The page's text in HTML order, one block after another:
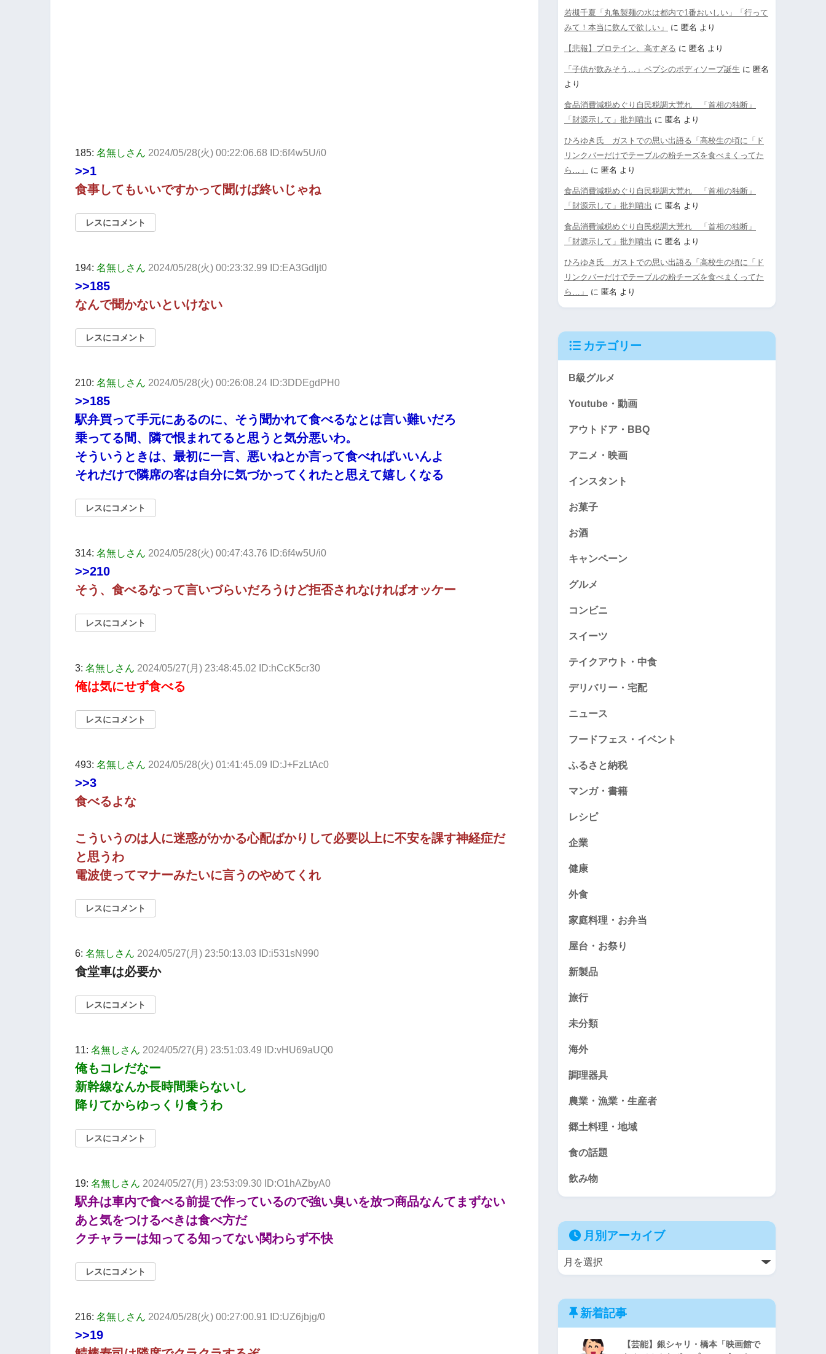
185: 名無しさん 2024/05/28(火) 00:22:06.68 ID:6f4w5U/i0
>>1
食事してもいいですかって聞けば終いじゃね
レスにコメント
194: 名無しさん 2024/05/28(火) 00:23:32.99 ID:EA3GdIjt0
>>185
なんで聞かないといけない
レスにコメント
210: 名無しさん 2024/05/28(火) 00:26:08.24 ID:3DDEgdPH0
>>185
駅弁買って手元にあるのに、そう聞かれて食べるなとは言い難いだろ
乗ってる間、隣で恨まれてると思うと気分悪いわ。
そういうときは、最初に一言、悪いねとか言って食べればいいんよ
それだけで隣席の客は自分に気づかってくれたと思えて嬉しくなる
レスにコメント
314: 名無しさん 2024/05/28(火) 00:47:43.76 ID:6f4w5U/i0
>>210
そう、食べるなって言いづらいだろうけど拒否されなければオッケー
レスにコメント
3: 名無しさん 2024/05/27(月) 23:48:45.02 ID:hCcK5cr30
俺は気にせず食べる
レスにコメント
493: 名無しさん 2024/05/28(火) 01:41:45.09 ID:J+FzLtAc0
>>3
食べるよな
こういうのは人に迷惑がかかる心配ばかりして必要以上に不安を課す神経症だ
と思うわ
電波使ってマナーみたいに言うのやめてくれ
レスにコメント
6: 名無しさん 2024/05/27(月) 23:50:13.03 ID:i531sN990
食堂車は必要か
レスにコメント
11: 名無しさん 2024/05/27(月) 23:51:03.49 ID:vHU69aUQ0
俺もコレだなー
新幹線なんか長時間乗らないし
降りてからゆっくり食うわ
レスにコメント
19: 名無しさん 2024/05/27(月) 23:53:09.30 ID:O1hAZbyA0
駅弁は車内で食べる前提で作っているので強い臭いを放つ商品なんてまずない
あと気をつけるべきは食べ方だ
クチャラーは知ってる知ってない関わらず不快
レスにコメント
216: 名無しさん 2024/05/28(火) 00:27:00.91 ID:UZ6jbjg/0
>>19
若槻千夏「丸亀製麺の水は都内で1番おいしい」「行って
みて！本当に飲んで欲しい」
に 匿名 より
【悲報】プロテイン、高すぎる に 匿名 より
「子供が飲みそう…」ペプシのボディソープ誕生 に 匿名
より
食品消費減税めぐり自民税調大荒れ 「首相の独断」
「財源示して」批判噴出 に 匿名 より
ひろゆき氏 ガストでの思い出語る「高校生の頃に「ド
リンクバーだけでテーブルの粉チーズを食べまくってた
ら…」
に 匿名 より
食品消費減税めぐり自民税調大荒れ 「首相の独断」
「財源示して」批判噴出 に 匿名 より
食品消費減税めぐり自民税調大荒れ 「首相の独断」
「財源示して」批判噴出 に 匿名 より
ひろゆき氏 ガストでの思い出語る「高校生の頃に「ド
リンクバーだけでテーブルの粉チーズを食べまくってた
ら…」
に 匿名 より
カテゴリー
B級グルメ
Youtube・動画
アウトドア・BBQ
アニメ・映画
インスタント
お菓子
お酒
キャンペーン
グルメ
コンビニ
スイーツ
テイクアウト・中食
デリバリー・宅配
ニュース
フードフェス・イベント
ふるさと納税
マンガ・書籍
レシピ
企業
健康
外食
家庭料理・お弁当
屋台・お祭り
新製品
旅行
未分類
海外
調理器具
農業・漁業・生産者
郷土料理・地域
食の話題
飲み物
月別アーカイブ
新着記事
【芸能】銀シャリ・橋本「映画館で